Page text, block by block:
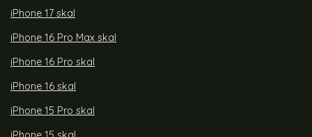
iPhone 17 skal
iPhone 16 Pro Max skal
iPhone 16 Pro skal
iPhone 16 skal
iPhone 15 Pro skal